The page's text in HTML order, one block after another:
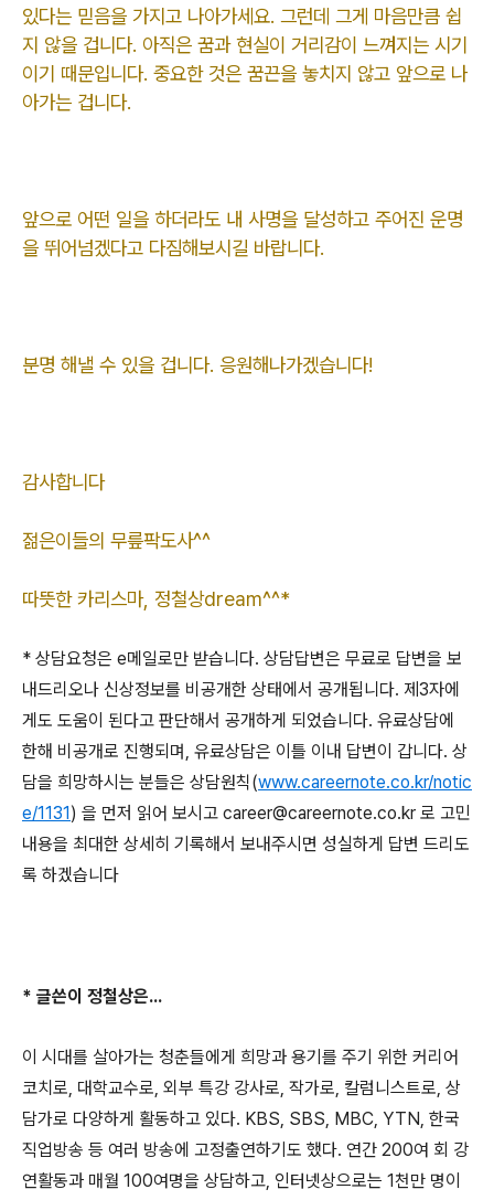
있다는 믿음을 가지고 나아가세요. 그런데 그게 마음만큼 쉽
지 않을 겁니다. 아직은 꿈과 현실이 거리감이 느껴지는 시기
이기 때문입니다. 중요한 것은 꿈끈을 놓치지 않고 앞으로 나
아가는 겁니다.
앞으로 어떤 일을 하더라도 내 사명을 달성하고 주어진 운명
을 뛰어넘겠다고 다짐해보시길 바랍니다.
분명 해낼 수 있을 겁니다. 응원해나가겠습니다!
감사합니다
젊은이들의 무릎팍도사^^
따뜻한 카리스마, 정철상dream^^*
* 상담요청은 e메일로만 받습니다. 상담답변은 무료로 답변을 보
내드리오나 신상정보를 비공개한 상태에서 공개됩니다. 제 3자에
게도 도움이 된다고 판단해서 공개하게 되었습니다. 유료상담에
한해 비공개로 진행되며, 유료상담은 이틀 이내 답변이 갑니다. 상
담을 희망하시는 분들은 상담원칙(www.careernote.co.kr/notic
e/1131) 을 먼저 읽어 보시고 career@careernote.co.kr 로 고민
내용을 최대한 상세히 기록해서 보내주시면 성실하게 답변 드리도
록 하겠습니다
* 글쓴이 정철상은...
이 시대를 살아가는 청춘들에게 희망과 용기를 주기 위한 커리어
코치로, 대학교수로, 외부 특강 강사로, 작가로, 칼럼니스트로, 상
담가로 다양하게 활동하고 있다. KBS, SBS, MBC, YTN, 한국
직업방송 등 여러 방송에 고정출연하기도 했다. 연간 200여 회 강
연활동과 매월 100여명을 상담하고, 인터넷상으로는 1천만 명이